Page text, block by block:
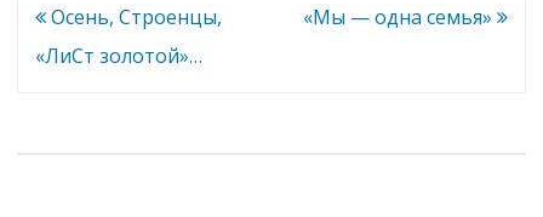
Навигация
по
Осень, Строенцы,
«ЛиСт золотой»…
«Мы — одна семья»